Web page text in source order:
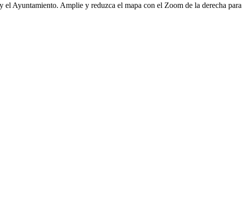
Ayuntamiento. Amplie y reduzca el mapa con el Zoom de la derecha para